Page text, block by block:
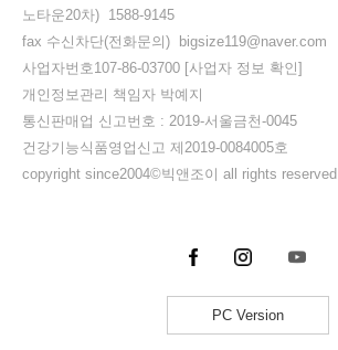
노타운20차) 1588-9145
fax 수신차단(전화문의) bigsize119@naver.com
사업자번호107-86-03700 [사업자 정보 확인]
개인정보관리 책임자 박예지
통신판매업 신고번호 : 2019-서울금천-0045
건강기능식품영업신고 제2019-0084005호
copyright since2004©빅앤조이 all rights reserved.
PC Version